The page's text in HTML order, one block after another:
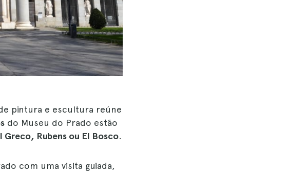
pintura e escultura reúne
do Museu do Prado estão
Greco, Rubens ou El Bosco.
com uma visita guiada,